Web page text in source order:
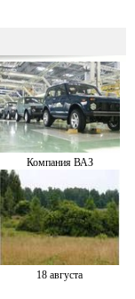
Компания ВАЗ
18 августа